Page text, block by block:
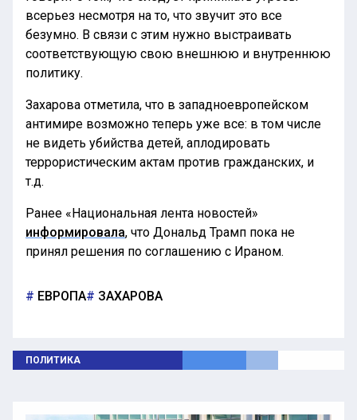
всерьез несмотря на то, что звучит это все
безумно. В связи с этим нужно выстраивать
соответствующую свою внешнюю и внутреннюю
политику.
Захарова отметила, что в западноевропейском
антимире возможно теперь уже все: в том числе
не видеть убийства детей, аплодировать
террористическим актам против гражданских, и
т.д.
Ранее «Национальная лента новостей»
информировала, что Дональд Трамп пока не
принял решения по соглашению с Ираном.
ЕВРОПА ЗАХАРОВА
ПОЛИТИКА